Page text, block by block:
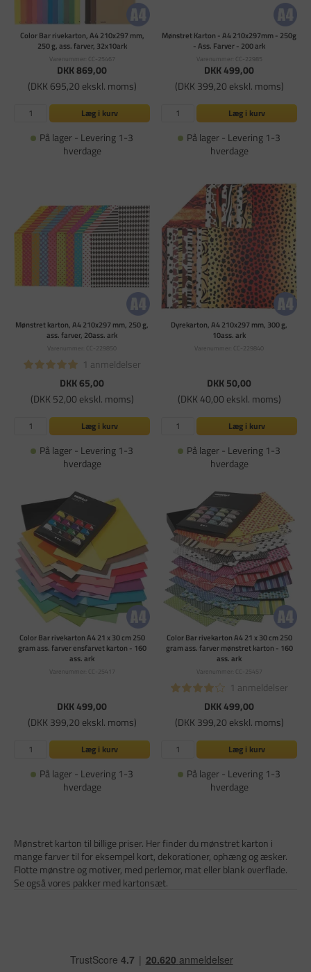
Color Bar rivekarton, A4 210x297 mm,
250 g, ass. farver, 32x10ark
Varenummer: CC-25467
DKK 869,00
(DKK 695,20 ekskl. moms)
Læg i kurv
På lager - Levering 1-3
hverdage
Mønstret Karton - A4 210x297mm - 250g
- Ass. Farver - 200 ark
Varenummer: CC-22985
DKK 499,00
(DKK 399,20 ekskl. moms)
Læg i kurv
På lager - Levering 1-3
hverdage
Mønstret karton, A4 210x297 mm, 250 g,
ass. farver, 20ass. ark
Varenummer: CC-229850
1 anmeldelser
DKK 65,00
(DKK 52,00 ekskl. moms)
Læg i kurv
På lager - Levering 1-3
hverdage
Dyrekarton, A4 210x297 mm, 300 g,
10ass. ark
Varenummer: CC-229840
DKK 50,00
(DKK 40,00 ekskl. moms)
Læg i kurv
På lager - Levering 1-3
hverdage
Color Bar rivekarton A4 21 x 30 cm 250
gram ass. farver ensfarvet karton - 160
ass. ark
Varenummer: CC-25417
DKK 499,00
(DKK 399,20 ekskl. moms)
Læg i kurv
På lager - Levering 1-3
hverdage
Color Bar rivekarton A4 21 x 30 cm 250
gram ass. farver mønstret karton - 160
ass. ark
Varenummer: CC-25457
1 anmeldelser
DKK 499,00
(DKK 399,20 ekskl. moms)
Læg i kurv
På lager - Levering 1-3
hverdage
Mønstret karton til billige priser. Her finder du mønstret karton i
mange farver til for eksempel kort, dekorationer, ophæng og æsker.
Flotte mønstre og motiver, med perlemor, mat eller blank overflade.
Se også vores pakker med kartonsæt.